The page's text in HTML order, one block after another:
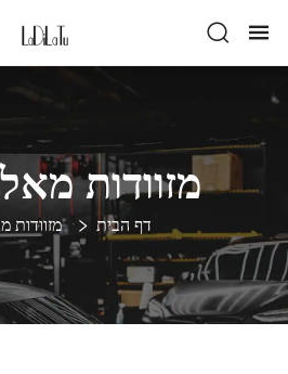
מזוודות
דף הבית מזוודות